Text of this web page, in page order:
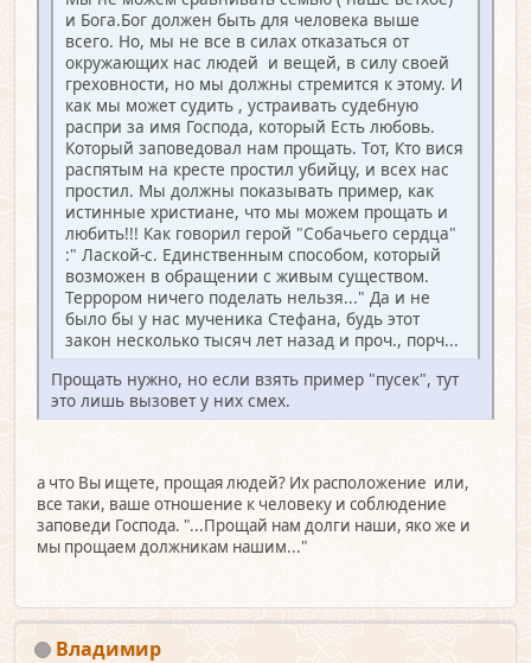
и Бога.Бог должен быть для человека выше
всего. Но, мы не все в силах отказаться от
окружающих нас людей и вещей, в силу своей
греховности, но мы должны стремится к этому. И
как мы может судить , устраивать судебную
распри за имя Господа, который Есть любовь.
Который заповедовал нам прощать. Тот, Кто вися
распятым на кресте простил убийцу, и всех нас
простил. Мы должны показывать пример, как
истинные христиане, что мы можем прощать и
любить!!! Как говорил герой "Собачьего сердца"
:" Лаской-с. Единственным способом, который
возможен в обращении с живым существом.
Террором ничего поделать нельзя..." Да и не
было бы у нас мученика Стефана, будь этот
закон несколько тысяч лет назад и проч., порч...
Прощать нужно, но если взять пример "пусек", тут
это лишь вызовет у них смех.
а что Вы ищете, прощая людей? Их расположение или,
все таки, ваше отношение к человеку и соблюдение
заповеди Господа. "...Прощай нам долги наши, яко же и
мы прощаем должникам нашим..."
Владимир